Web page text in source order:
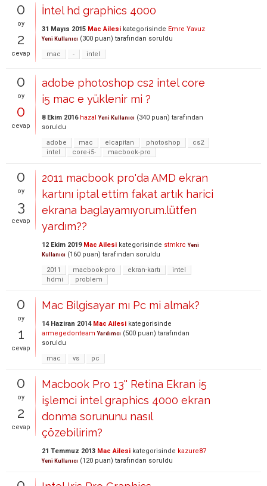
0
oy
2
cevap
İntel hd graphics 4000
31 Mayıs 2015 Mac Ailesi kategorisinde Emre Yavuz
Yeni Kullanıcı (300 puan) tarafından soruldu
mac
- intel
0
oy
0
cevap
adobe photoshop cs2 intel core
i5 mac e yüklenir mi ?
8 Ekim 2016 hazal Yeni Kullanıcı (340 puan) tarafından
soruldu
adobe
mac elcapitan photoshop
cs2
intel
core-i5- macbook-pro
0
oy
3
cevap
2011 macbook pro'da AMD ekran
kartını iptal ettim fakat artık harici
ekrana baglayamıyorum.lütfen
yardım??
12 Ekim 2019 Mac Ailesi kategorisinde stmkrc Yeni
Kullanıcı (160 puan) tarafından soruldu
2011
macbook-pro ekran-kartı
intel
hdmi
problem
0
oy
1
cevap
Mac Bilgisayar mı Pc mi almak?
14 Haziran 2014 Mac Ailesi kategorisinde
armegedonteam Yardımcı (500 puan) tarafından
soruldu
mac
vs pc
0
oy
2
cevap
Macbook Pro 13'' Retina Ekran i5
işlemci intel graphics 4000 ekran
donma sorununu nasıl
çözebilirim?
21 Temmuz 2013 Mac Ailesi kategorisinde kazure87
Yeni Kullanıcı (120 puan) tarafından soruldu